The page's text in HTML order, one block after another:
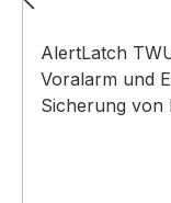
AlertLatch
Voralarm und
Sicherung von